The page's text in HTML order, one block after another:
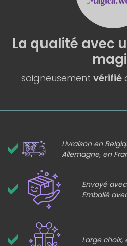
La qualité avec
soigneusement vérifié
Livraison en
Allemagne, en
Envoyé
Emballé
Large choix,